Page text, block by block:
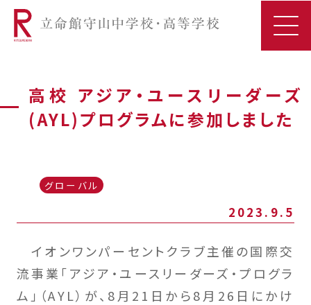
高校 アジア・ユースリーダーズ
(AYL)プログラムに参加しました
グローバル
2023.9.5
イオンワンパーセントクラブ主催の国際交
流事業「アジア・ユースリーダーズ・プログラ
ム」（AYL）が、8月21日から8月26日にかけ